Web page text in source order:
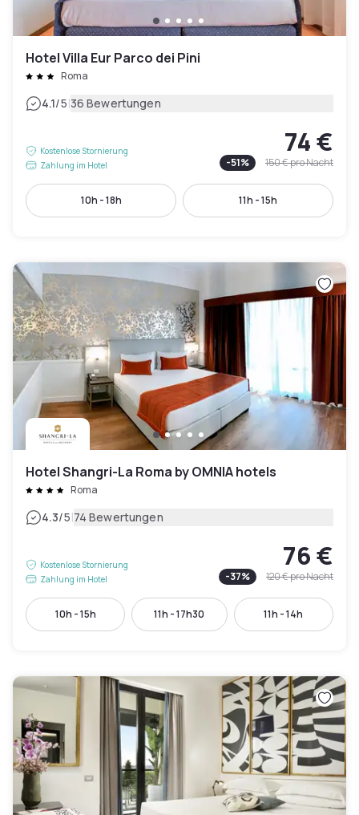
Hotel Villa Eur Parco dei Pini
Roma
4.1/5|36 Bewertungen
Kostenlose Stornierung
Zahlung im Hotel
74 €
-51% 150 €pro Nacht
10h - 18h 11h - 15h
Hotel Shangri-La Roma by OMNIA hotels
Roma
4.3/5|74 Bewertungen
Kostenlose Stornierung
Zahlung im Hotel
76 €
-37% 120 €pro Nacht
10h - 15h 11h - 17h30 11h - 14h